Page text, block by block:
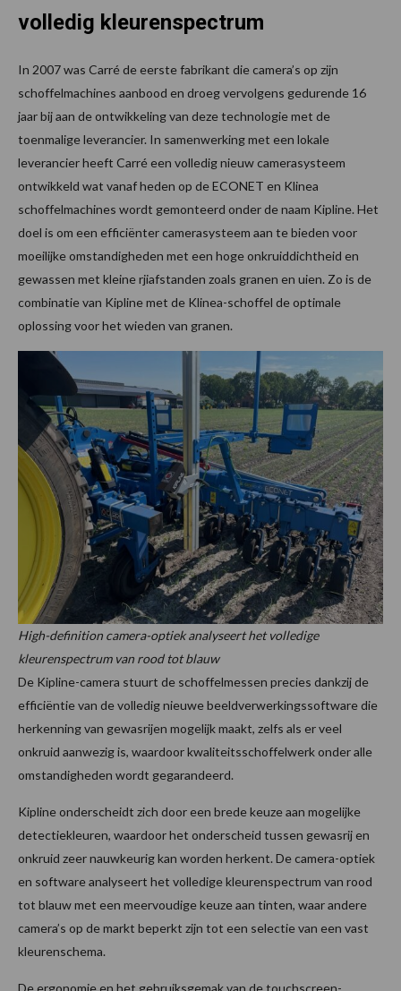
volledig kleurenspectrum
In 2007 was Carré de eerste fabrikant die camera’s op zijn
schoffelmachines aanbood en droeg vervolgens gedurende 16
jaar bij aan de ontwikkeling van deze technologie met de
toenmalige leverancier. In samenwerking met een lokale
leverancier heeft Carré een volledig nieuw camerasysteem
ontwikkeld wat vanaf heden op de ECONET en Klinea
schoffelmachines wordt gemonteerd onder de naam Kipline. Het
doel is om een efficiënter camerasysteem aan te bieden voor
moeilijke omstandigheden met een hoge onkruiddichtheid en
gewassen met kleine rjiafstanden zoals granen en uien. Zo is de
combinatie van Kipline met de Klinea-schoffel de optimale
oplossing voor het wieden van granen.
High-definition camera-optiek analyseert het volledige
kleurenspectrum van rood tot blauw
De Kipline-camera stuurt de schoffelmessen precies dankzij de
efficiëntie van de volledig nieuwe beeldverwerkingssoftware die
herkenning van gewasrijen mogelijk maakt, zelfs als er veel
onkruid aanwezig is, waardoor kwaliteitsschoffelwerk onder alle
omstandigheden wordt gegarandeerd.
Kipline onderscheidt zich door een brede keuze aan mogelijke
detectiekleuren, waardoor het onderscheid tussen gewasrij en
onkruid zeer nauwkeurig kan worden herkent. De camera-optiek
en software analyseert het volledige kleurenspectrum van rood
tot blauw met een meervoudige keuze aan tinten, waar andere
camera’s op de markt beperkt zijn tot een selectie van een vast
kleurenschema.